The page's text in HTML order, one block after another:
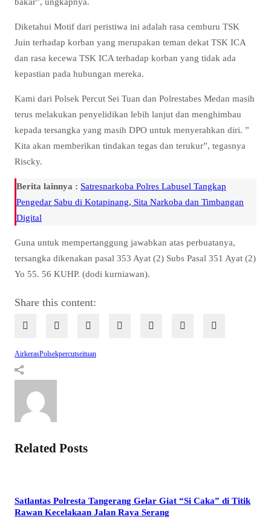
Diketahui Motif dari peristiwa ini adalah rasa cemburu TSK
Juin terhadap korban yang merupakan teman dekat TSK ICA
dan rasa kecewa TSK ICA terhadap korban yang tidak ada
kepastian pada hubungan mereka.
Kami dari Polsek Percut Sei Tuan dan Polrestabes Medan masih
terus melakukan penyelidikan lebih lanjut dan menghimbau
kepada tersangka yang masih DPO untuk menyerahkan diri. ”
Kita akan memberikan tindakan tegas dan terukur”, tegasnya
Riscky.
Berita lainnya : Satresnarkoba Polres Labusel Tangkap
Pengedar Sabu di Kotapinang, Sita Narkoba dan Timbangan
Digital
Guna untuk mempertanggung jawabkan atas perbuatanya,
tersangka dikenakan pasal 353 Ayat (2) Subs Pasal 351 Ayat (2)
Yo 55. 56 KUHP. (dodi kurniawan).
Share this content:
AirkerasPolsekpercutseituan
Related Posts
Satlantas Polresta Tangerang Gelar Giat “Si Caka” di Titik
Rawan Kecelakaan Jalan Raya Serang